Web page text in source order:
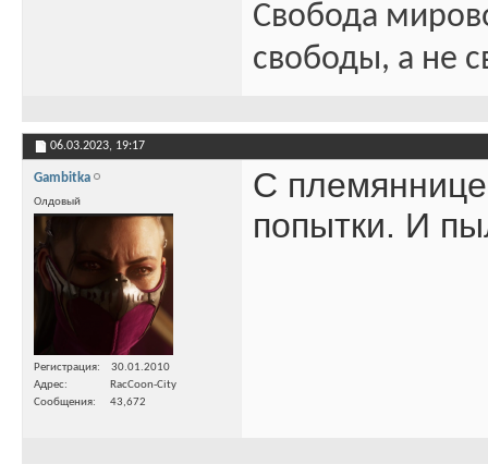
Свобода
свободы, а не
06.03.2023, 19:17
Gambitka
Олдовый
Регистрация
30.01.2010
Адрес
RacCoon-City
Сообщения
43,672
С
попытки. И